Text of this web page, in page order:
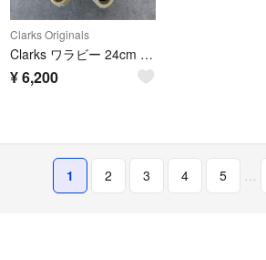
Clarks Originals
Clarks ワラビー 24cm ベージュ レディース 新品未使用 箱付き
¥6,200
1 2 3 4 5